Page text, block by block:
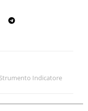
Strumento Indicatore